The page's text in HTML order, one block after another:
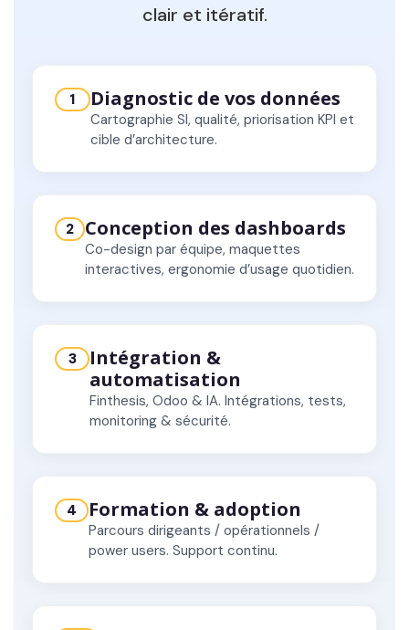
clair et itératif.
1 Diagnostic de vos données
Cartographie SI, qualité, priorisation KPI et
cible d’architecture.
2 Conception des dashboards
Co-design par équipe, maquettes
interactives, ergonomie d’usage quotidien.
3
Intégration &
automatisation
Finthesis, Odoo & IA. Intégrations, tests,
monitoring & sécurité.
4 Formation & adoption
Parcours dirigeants / opérationnels /
power users. Support continu.